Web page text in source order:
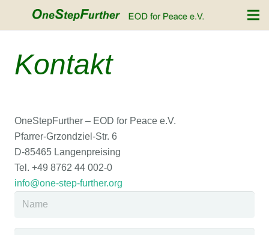
Kontakt
OneStepFurther – EOD for Peace e.V.
Pfarrer-Grzondziel-Str. 6
D-85465 Langenpreising
Tel. +49 8762 44 002-0
info@one-step-further.org